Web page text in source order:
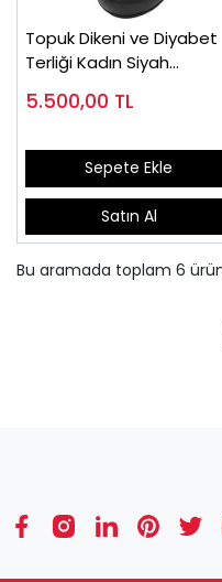
Topuk Dikeni ve Diyabet
Terliği Kadın Siyah
5.500,00 TL
Sepete Ekle
Satın Al
Bu aramada toplam 6